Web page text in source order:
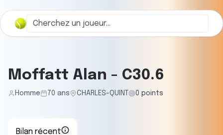
Moffatt Alan - C30.6
Homme 70 ans CHARLES-QUINT 0 points
Bilan récent